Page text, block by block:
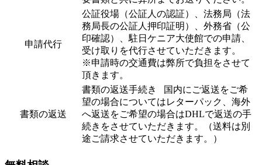
申請代行
公証役場（公証人の認証）、法務局（法
務局長の公証人押印証明）、外務省（公
印確認）、駐日ケニア大使館での申請、
受け取りを代行させていただきます。
※申請時の交通費は弊所で負担をさせて
頂きます。
書類の返送
書類の返送手続き 国内にご返送をご希
望の場合についてはレターパック、海外
へ返送をご希望の場合はDHLで返送の手
続きをさせていただきます。（送料は別
途ご請求させていただきます。）